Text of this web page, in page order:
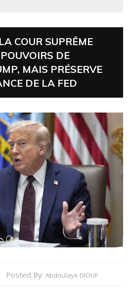
COUR SUPRÊME
DE
MAIS PRÉSERVE
DE LA FED
Posted By: Abdoulaye DIOUF